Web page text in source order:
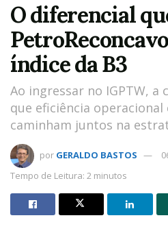
O diferencial
índice da B3
Ao ingressar no IGPTW, a
que eficiência
caminham juntos na
por GERALDO BASTOS
Tempo de Leitura: 2 minutos